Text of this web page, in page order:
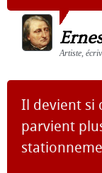
Artiste,
Il devient si
parvient